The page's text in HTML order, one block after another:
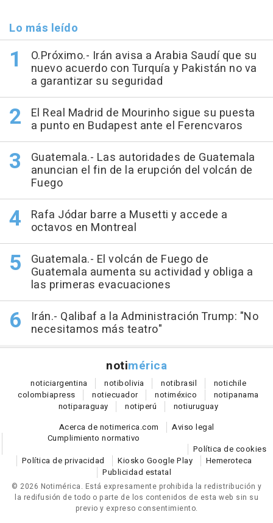
Lo más leído
O.Próximo.- Irán avisa a Arabia Saudí que su
nuevo acuerdo con Turquía y Pakistán no va
a garantizar su seguridad
El Real Madrid de Mourinho sigue su puesta
a punto en Budapest ante el Ferencvaros
Guatemala.- Las autoridades de Guatemala
anuncian el fin de la erupción del volcán de
Fuego
Rafa Jódar barre a Musetti y accede a
octavos en Montreal
Guatemala.- El volcán de Fuego de
Guatemala aumenta su actividad y obliga a
las primeras evacuaciones
Irán.- Qalibaf a la Administración Trump: "No
necesitamos más teatro"
notimérica
noticiargentina notibolivia notibrasil notichile
colombiapress notiecuador notiméxico notipanama
notiparaguay notiperú notiuruguay
Acerca de notimerica.com
Aviso legal
Cumplimiento normativo
Política de cookies
Política de privacidad
Kiosko Google Play
Hemeroteca
Publicidad estatal
© 2026 Notimérica. Está expresamente prohibida la redistribución y
la redifusión de todo o parte de los contenidos de esta web sin su
previo y expreso consentimiento.